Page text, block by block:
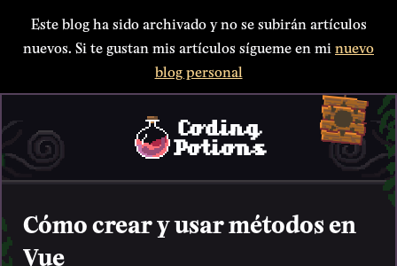
Este blog ha sido archivado y no se subirán artículos
nuevos. Si te gustan mis artículos sígueme en mi nuevo
blog personal
Cómo crear y usar métodos en
Vue